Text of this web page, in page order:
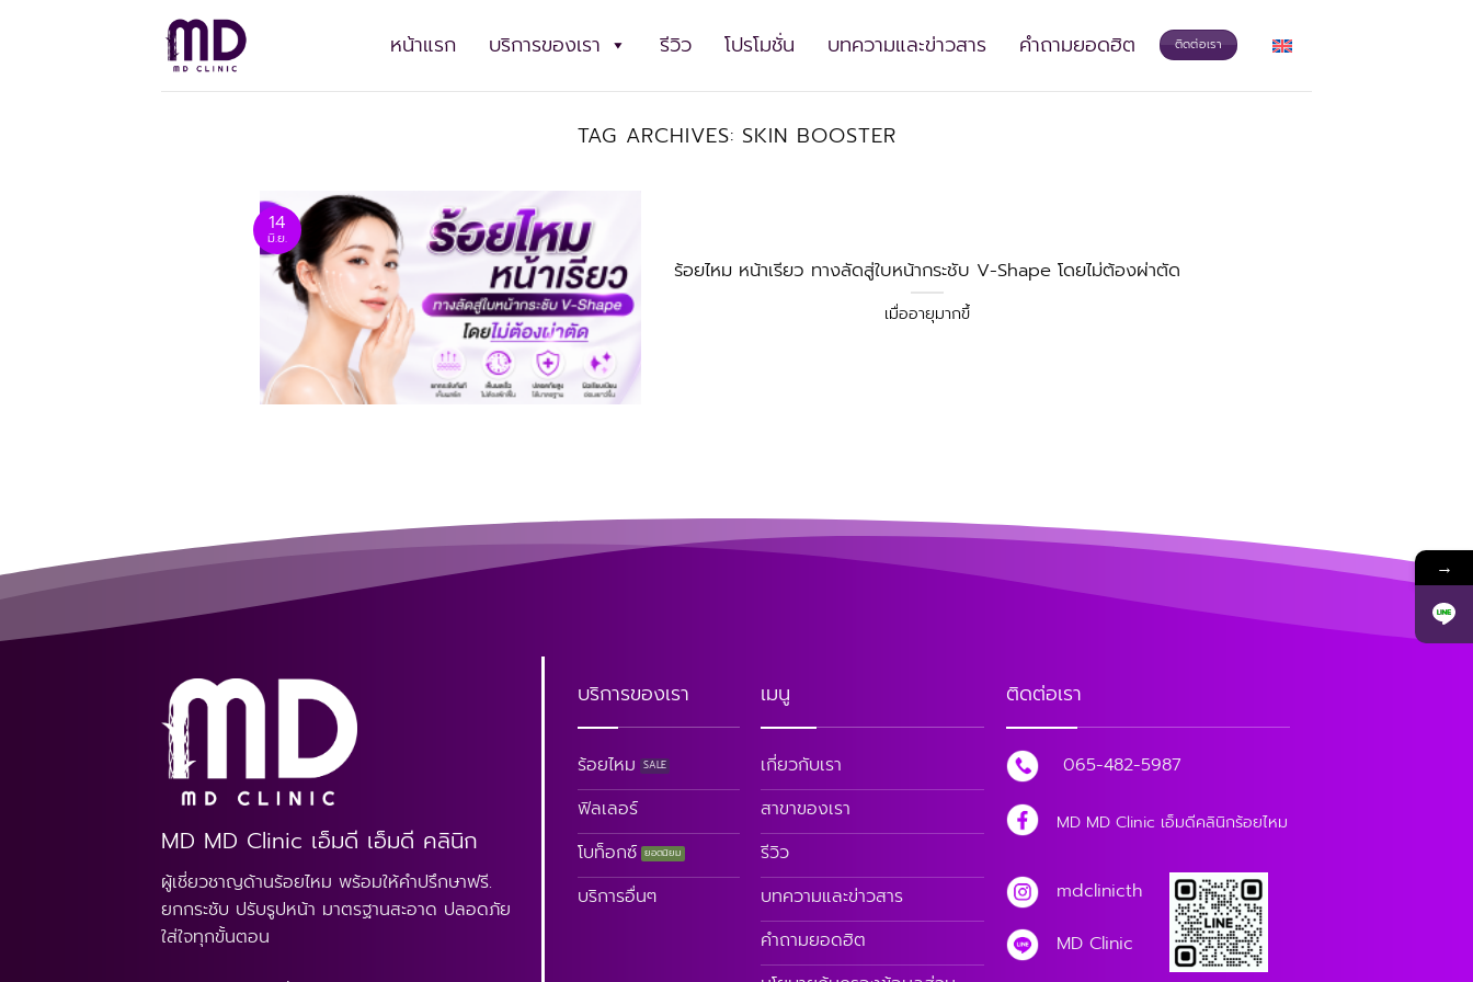
หน้าแรก บริการของเรา รีวิว โปรโมชั่น บทความและข่าวสาร คำถามยอดฮิต ติดต่อเรา
TAG ARCHIVES: SKIN BOOSTER
ร้อยไหม หน้าเรียว ทางลัดสู่ใบหน้ากระชับ V-Shape โดยไม่ต้องผ่าตัด
เมื่ออายุมากขึ้
14
มิ.ย.
MD MD Clinic เอ็มดี เอ็มดี คลินิก
ผู้เชี่ยวชาญด้านร้อยไหม พร้อมให้คำปรึกษาฟรี.
ยกกระชับ ปรับรูปหน้า มาตรฐานสะอาด ปลอดภัย
ใส่ใจทุกขั้นตอน
บริการของเรา
ร้อยไหม
ฟิลเลอร์
โบท็อกซ์
บริการอื่นๆ
เมนู
เกี่ยวกับเรา
สาขาของเรา
รีวิว
บทความและข่าวสาร
คำถามยอดฮิต
ติดต่อเรา
065-482-5987
MD MD Clinic เอ็มดีคลินิกร้อยไหม
mdclinicth
MD Clinic
→